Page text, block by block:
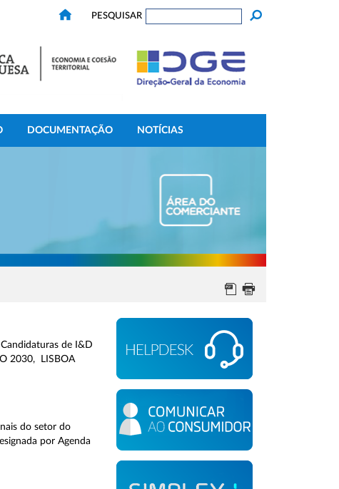
PESQUISAR
DOCUMENTAÇÃO NOTÍCIAS
de I&D
2030, LISBOA
do setor do
por Agenda